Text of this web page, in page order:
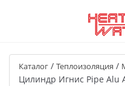
Каталог / Теплоизоляция /
Цилиндр Игнис Pipe Alu